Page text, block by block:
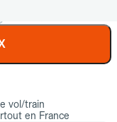
vol/train
en France